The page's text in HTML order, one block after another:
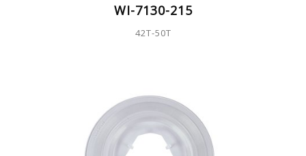
WI-7130-215
42T-50T